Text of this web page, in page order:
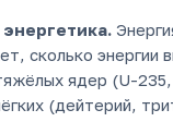
сколько энергии
ядер (U-
(дейтерий,